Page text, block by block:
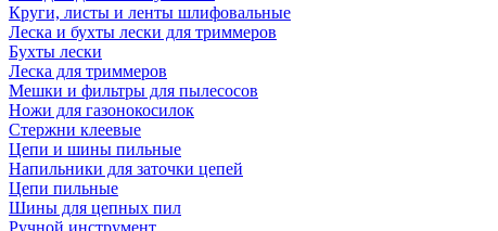
Круги, листы и ленты шлифовальные
Леска и бухты лески для триммеров
Бухты лески
Леска для триммеров
Мешки и фильтры для пылесосов
Ножи для газонокосилок
Стержни клеевые
Цепи и шины пильные
Напильники для заточки цепей
Цепи пильные
Шины для цепных пил
Ручной инструмент